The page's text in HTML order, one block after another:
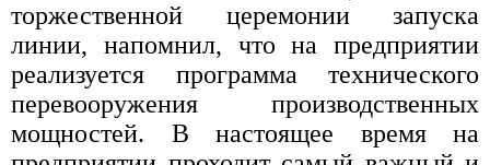
торжественной церемонии запуска
линии, напомнил, что на предприятии
реализуется программа технического
перевооружения производственных
мощностей. В настоящее время на